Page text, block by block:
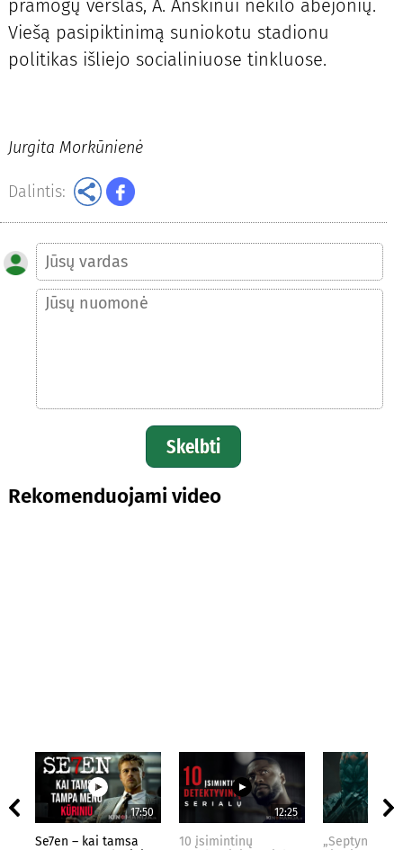
pramogų verslas, A. Anskinui nekilo abejonių.
Viešą pasipiktinimą suniokotu stadionu
politikas išliejo socialiniuose tinkluose.
Jurgita Morkūnienė
Dalintis:
Skelbti
Rekomenduojami video
17:50
Se7en – kai tamsa
12:25
10 įsimintinų
„Septynių